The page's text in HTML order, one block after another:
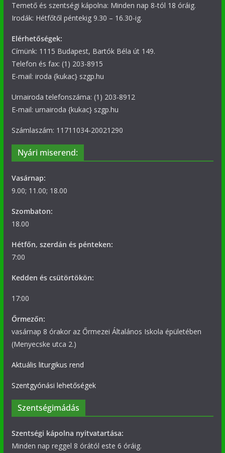
Temető és szentségi kápolna: Minden nap 8-tól 18 óráig.
Irodák: Hétfőtől péntekig 9.30 – 16.30-ig.
Elérhetőségek:
Címünk: 1115 Budapest, Bartók Béla út 149.
Telefon és fax: (1) 203-8915
E-mail: iroda {kukac} szgp.hu
Urnairoda telefonszáma: (1) 203-8912
E-mail: urnairoda {kukac} szgp.hu
Számlaszám: 11711034-20021290
Nyári miserend:
Vasárnap:
9.00; 11.00; 18.00
Szombaton:
18.00
Hétfőn, szerdán és pénteken:
7:00
Kedden és csütörtökön:
17:00
Őrmezőn:
vasárnap 8 órakor az Őrmezei Általános Iskola épületében
(Menyecske utca 2.)
Aktuális liturgikus rend
Szentgyónási lehetőségek
Szentségimádás
Szentségi kápolna nyitvatartása:
Minden nap reggel 8 órától este 6 óráig.